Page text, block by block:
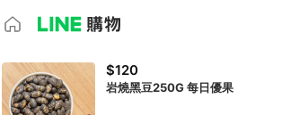
$120
岩燒黑豆250G 每日優果